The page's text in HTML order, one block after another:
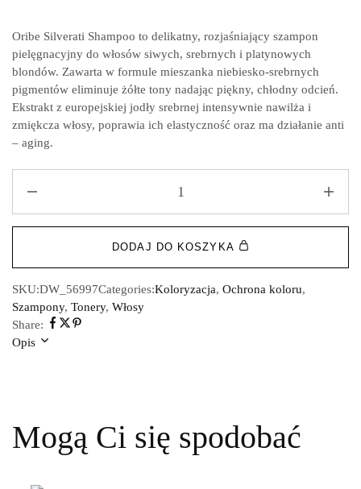
Oribe Silverati Shampoo to delikatny, rozjaśniający szampon
pielęgnacyjny do włosów siwych, srebrnych i platynowych
blondów. Zawarta w formule mieszanka niebiesko-srebrnych
pigmentów eliminuje żółte tony nadając piękny, chłodny odcień.
Ekstrakt z europejskiej jodły srebrnej intensywnie nawilża i
zmiękcza włosy, poprawia ich elastyczność oraz ma działanie anti
– aging.
DODAJ DO KOSZYKA
SKU:DW_56997Categories:Koloryzacja, Ochrona koloru,
Szampony, Tonery, Włosy
Share:
Opis
Mogą Ci się spodobać